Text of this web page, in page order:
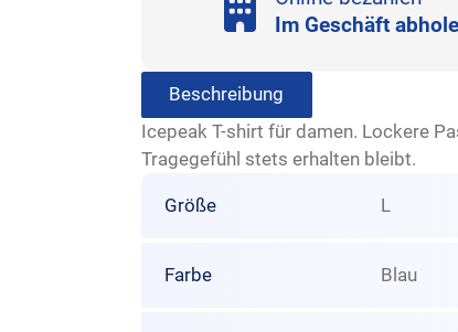
Im Geschäft
Beschreibung
Icepeak T-shirt für damen. Lockere
Tragegefühl stets erhalten bleibt.
Größe L
Farbe Blau